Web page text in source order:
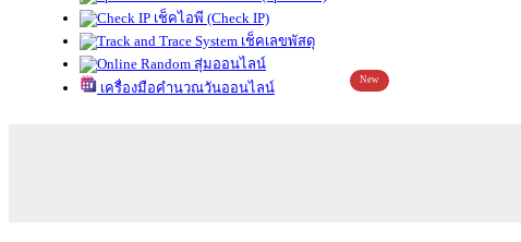
เช็คไอพี (Check IP)
เช็คเลขพัสดุ
สุ่มออนไลน์
เครื่องมือคำนวณวันออนไลน์
New